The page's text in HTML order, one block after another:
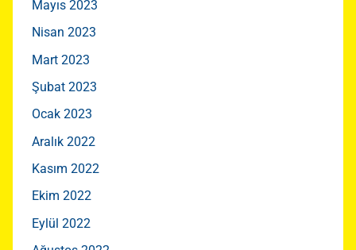
Mayıs 2023
Nisan 2023
Mart 2023
Şubat 2023
Ocak 2023
Aralık 2022
Kasım 2022
Ekim 2022
Eylül 2022